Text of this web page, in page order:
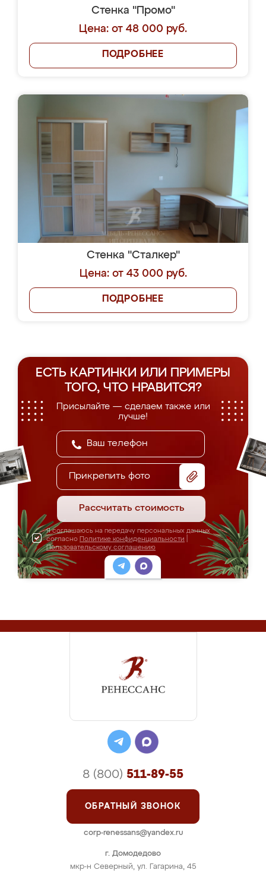
Стенка "Промо"
Цена: от 48 000 руб.
ПОДРОБНЕЕ
Стенка "Сталкер"
Цена: от 43 000 руб.
ПОДРОБНЕЕ
ЕСТЬ КАРТИНКИ ИЛИ ПРИМЕРЫ
ТОГО, ЧТО НРАВИТСЯ?
Присылайте — сделаем также или
лучше!
Прикрепить фото
Рассчитать стоимость
Я соглашаюсь на передачу персональных данных
согласно Политике конфиденциальности
Пользовательскому соглашению
г. Домодедово
мкр-н Северный, ул. Гагарина, 45
8 (800) 511-89-55
ОБРАТНЫЙ ЗВОНОК
corp-renessans@yandex.ru